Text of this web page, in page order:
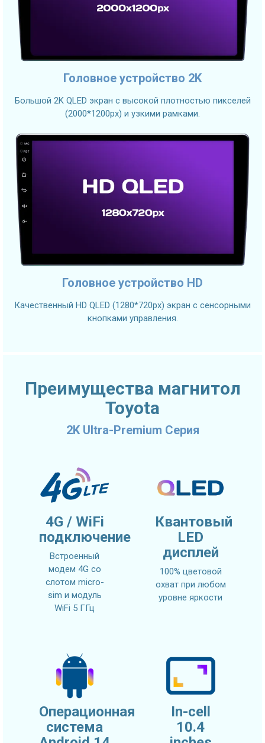
Головное устройство 2K
Большой 2K QLED экран с высокой плотностью пикселей
(2000*1200px) и узкими рамками.
Головное устройство HD
Качественный HD QLED (1280*720px) экран с сенсорными
кнопками управления.
Преимущества магнитол
Toyota
2K Ultra-Premium Серия
4G / WiFi
подключение
Встроенный
модем 4G со
слотом micro-
sim и модуль
WiFi 5 ГГц
Квантовый
LED
дисплей
100% цветовой
охват при любом
уровне яркости
Операционная
система
In-cell
10.4